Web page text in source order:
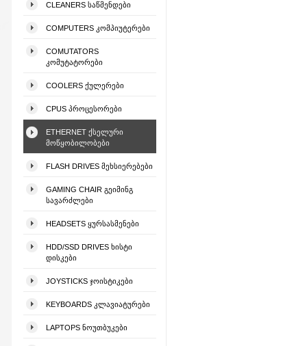
CLEANERS ᲡᲐᲬᲛᲔᲜᲓᲔᲑᲘ
COMPUTERS ᲙᲝᲛᲞᲘᲣᲢᲔᲠᲔᲑᲘ
COMUTATORS
ᲙᲝᲛᲣᲢᲐᲢᲝᲠᲔᲑᲘ
COOLERS ᲥᲣᲚᲔᲠᲔᲑᲘ
CPUS ᲞᲠᲝᲪᲔᲡᲝᲠᲔᲑᲘ
ETHERNET ᲥᲡᲔᲚᲣᲠᲘ
ᲛᲝᲬᲧᲝᲑᲘᲚᲝᲑᲔᲑᲘ
FLASH DRIVES ᲛᲔᲮᲡᲘᲔᲠᲔᲑᲔᲑᲘ
GAMING CHAIR ᲒᲔᲘᲛᲘᲜᲒ
ᲡᲐᲕᲐᲠᲫᲚᲔᲑᲘ
HEADSETS ᲧᲣᲠᲡᲐᲡᲛᲔᲜᲔᲑᲘ
HDD/SSD DRIVES ᲮᲘᲡᲢᲘ
ᲓᲘᲡᲙᲔᲑᲘ
JOYSTICKS ᲯᲝᲘᲡᲢᲘᲙᲔᲑᲘ
KEYBOARDS ᲙᲚᲐᲕᲘᲐᲢᲣᲠᲔᲑᲘ
LAPTOPS ᲜᲝᲣᲗᲑᲣᲙᲔᲑᲘ